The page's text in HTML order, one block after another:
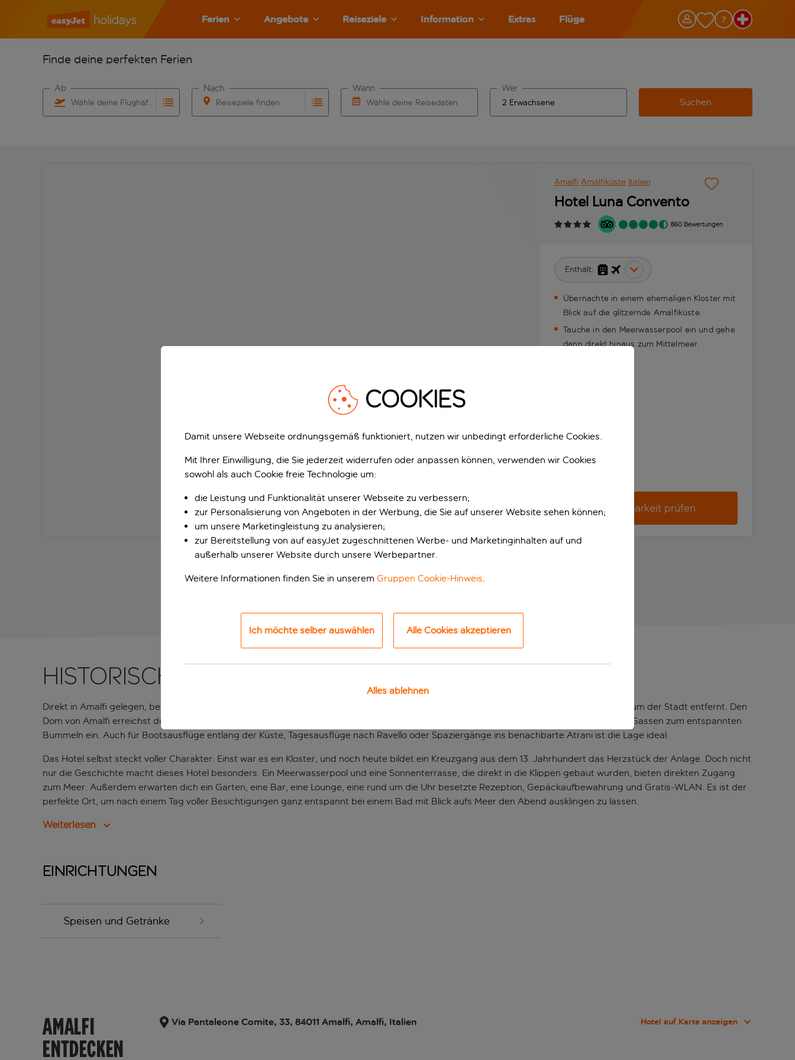
Ferien Angebote Reiseziele Information Extras Flüge
Finde deine perfekten Ferien
Wähle deine Flughäfen
Ab
Reiseziele finden
Nach
Wähle deine Reisedaten
Wann Wer
Suchen
Amalfi Amalfiküste Italien
Hotel Luna Convento
860 Bewertungen
Enthält:
Übernachte in einem ehemaligen Kloster mit
Blick auf die glitzernde Amalfiküste.
Tauche in den Meerwasserpool ein und gehe
dann direkt hinaus zum Mittelmeer.
Verfügbarkeit prüfen
Historisches Klosterhotel in Amalfi
Direkt in Amalfi gelegen, befindet sich dieses Hotel nur wenige Schritte von der Küste, dem Hafen und dem berühmten historischen Zentrum der Stadt entfernt. Den
Dom von Amalfi erreichst du bequem zu Fuß und rund um die Piazza del Duomo laden kleine Cafés, Geschäfte und von Zitrusduft erfüllte Gassen zum entspannten
Bummeln ein. Auch für Bootsausflüge entlang der Küste, Tagesausflüge nach Ravello oder Spaziergänge ins benachbarte Atrani ist die Lage ideal.
Das Hotel selbst steckt voller Charakter: Einst war es ein Kloster, und noch heute bildet ein Kreuzgang aus dem 13. Jahrhundert das Herzstück der Anlage. Doch nicht
nur die Geschichte macht dieses Hotel besonders. Ein Meerwasserpool und eine Sonnenterrasse, die direkt in die Klippen gebaut wurden, bieten direkten Zugang
zum Meer. Außerdem erwarten dich ein Garten, eine Bar, eine Lounge, eine rund um die Uhr besetzte Rezeption, Gepäckaufbewahrung und Gratis-WLAN. Es ist der
perfekte Ort, um nach einem Tag voller Besichtigungen ganz entspannt bei einem Bad mit Blick aufs Meer den Abend ausklingen zu lassen.
Weiterlesen
Einrichtungen
Speisen und Getränke
AMALFI
ENTDECKEN
Via Pantaleone Comite, 33, 84011 Amalfi, Amalfi, Italien Hotel auf Karte anzeigen
COOKIES
Damit unsere Webseite ordnungsgemäß funktioniert, nutzen wir unbedingt erforderliche Cookies.
Mit Ihrer Einwilligung, die Sie jederzeit widerrufen oder anpassen können, verwenden wir Cookies
sowohl als auch Cookie freie Technologie um:
die Leistung und Funktionalität unserer Webseite zu verbessern;
zur Personalisierung von Angeboten in der Werbung, die Sie auf unserer Website sehen können;
um unsere Marketingleistung zu analysieren;
zur Bereitstellung von auf easyJet zugeschnittenen Werbe- und Marketinginhalten auf und
außerhalb unserer Website durch unsere Werbepartner.
Weitere Informationen finden Sie in unserem Gruppen Cookie-Hinweis.
Ich möchte selber auswählen Alle Cookies akzeptieren
Alles ablehnen